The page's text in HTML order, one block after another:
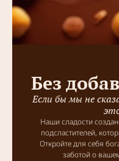
Без
Если бы мы не
Наши сладости
подсластителей,
Откройте для себя
заботой о